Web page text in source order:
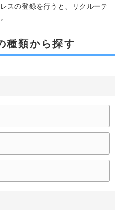
スの登録を行うと、リクルーテ
種類から探す